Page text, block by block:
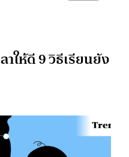
าให้ดี 9 วิธีเรียนยัง